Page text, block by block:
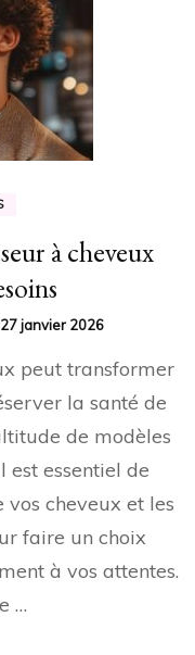
à cheveux
27 janvier 2026
peut transformer
la santé de
de modèles
est essentiel de
cheveux et les
faire un choix
à vos attentes.
…